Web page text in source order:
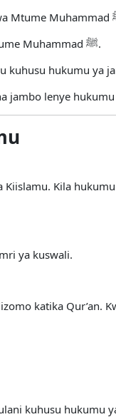
: Maneno, matendo, na kimya cha Mtume Muhammad ﷺ.
jambo lenye
Kila
ya kuswali.
katika Qur’an.
kuhusu hukumu